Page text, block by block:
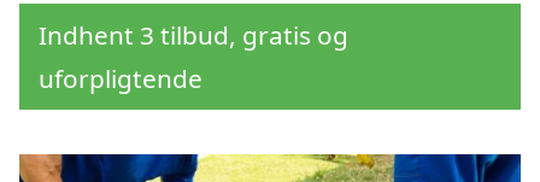
Indhent 3 tilbud, gratis og
uforpligtende